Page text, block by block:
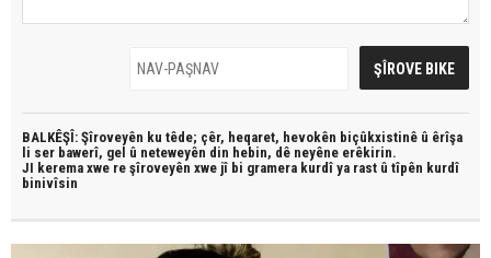
BALKÊŞÎ: Şîroveyên ku têde; çêr, heqaret, hevokên biçûkxistinê û êrîşa
li ser bawerî, gel û neteweyên din hebin, dê neyêne erêkirin.
JI kerema xwe re şîroveyên xwe jî bi gramera kurdî ya rast û tîpên kurdî
binivîsin